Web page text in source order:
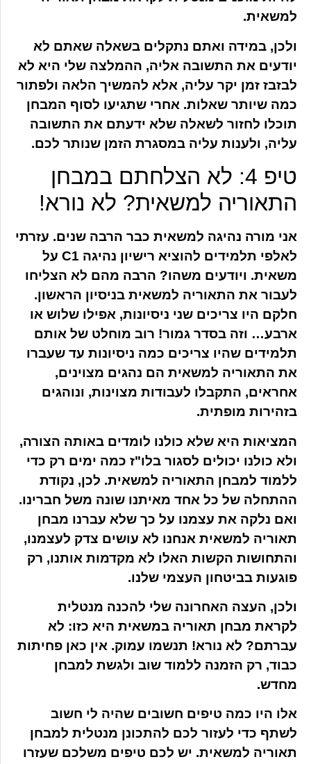
למשאית.
ולכן, במידה ואתם נתקלים בשאלה שאתם לא
יודעים את התשובה אליה, ההמלצה שלי היא לא
לבזבז זמן יקר עליה, אלא להמשיך הלאה ולפתור
כמה שיותר שאלות. אחרי שתגיעו לסוף המבחן
תוכלו לחזור לשאלה שלא ידעתם את התשובה
עליה, ולענות עליה במסגרת הזמן שנותר לכם.
טיפ 4: לא הצלחתם במבחן
התאוריה למשאית? לא נורא!
אני מורה נהיגה למשאית כבר הרבה שנים. עזרתי
לאלפי תלמידים להוציא רישיון נהיגה C1 על
משאית. ויודעים משהו? הרבה מהם לא הצליחו
לעבור את התאוריה למשאית בניסיון הראשון.
חלקם היו צריכים שני ניסיונות, אפילו שלוש או
ארבע… וזה בסדר גמור! רוב מוחלט של אותם
תלמידים שהיו צריכים כמה ניסיונות עד שעברו
את התאוריה למשאית הם נהגים מצוינים,
אחראים, התקבלו לעבודות מצוינות, ונוהגים
בזהירות מופתית.
המציאות היא שלא כולנו לומדים באותה הצורה,
ולא כולנו יכולים לסגור בלו"ז כמה ימים רק כדי
ללמוד למבחן התאוריה למשאית. לכן, נקודת
ההתחלה של כל אחד מאיתנו שונה משל חברינו.
ואם נלקה את עצמנו על כך שלא עברנו מבחן
תאוריה למשאית אנחנו לא עושים צדק לעצמנו,
והתחושות הקשות האלו לא מקדמות אותנו, רק
פוגעות בביטחון העצמי שלנו.
ולכן, העצה האחרונה שלי להכנה מנטלית
לקראת מבחן תאוריה במשאית היא כזו: לא
עברתם? לא נורא! תנשמו עמוק. אין כאן פחיתות
כבוד, רק הזמנה ללמוד שוב ולגשת למבחן
מחדש.
אלו היו כמה טיפים חשובים שהיה לי חשוב
לשתף כדי לעזור לכם להתכונן מנטלית למבחן
תאוריה למשאית. יש לכם טיפים משלכם שעזרו